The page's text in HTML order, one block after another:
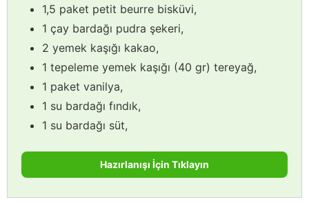
1,5 paket petit beurre bisküvi,
1 çay bardağı pudra şekeri,
2 yemek kaşığı kakao,
1 tepeleme yemek kaşığı (40 gr) tereyağ,
1 paket vanilya,
1 su bardağı fındık,
1 su bardağı süt,
Hazırlanışı İçin Tıklayın